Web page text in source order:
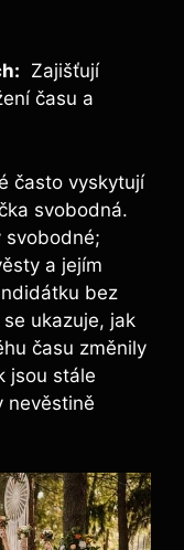
​ Zajišťují
času a
často vyskytují‌
svobodná.
svobodné;
a jejím
⁣bez
ukazuje, jak
‌času změnily
jsou stále
nevěstině